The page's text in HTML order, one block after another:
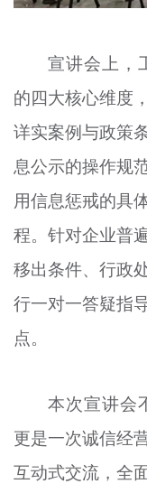
宣讲会上，
的四大核心维度
详实案例与政策
息公示的操作规
用信息惩戒的具
程。针对企业普
移出条件、行政
行一对一答疑指
点。
本次宣讲会
更是一次诚信经
互动式交流，全